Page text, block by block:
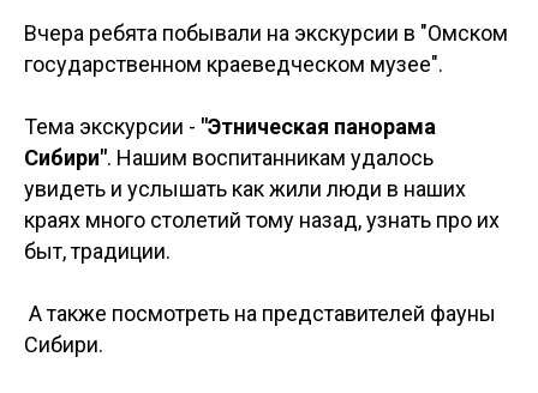
Вчера ребята побывали на экскурсии в "Омском
государственном краеведческом музее".
Тема экскурсии - "Этническая панорама
Сибири". Нашим воспитанникам удалось
увидеть и услышать как жили люди в наших
краях много столетий тому назад, узнать про их
быт, традиции.
А также посмотреть на представителей фауны
Сибири.